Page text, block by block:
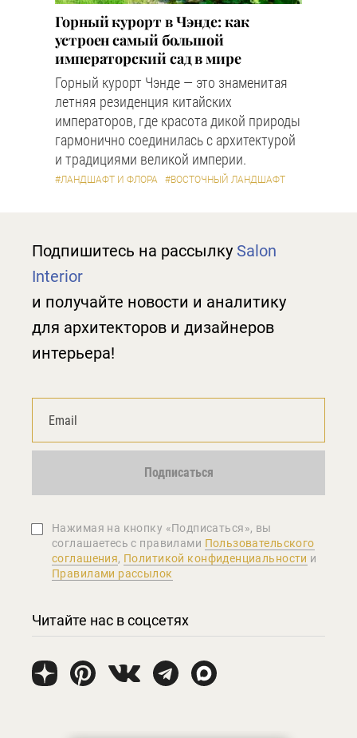
Горный курорт в Чэнде: как
устроен самый большой
императорский сад в мире
Горный курорт Чэнде — это знаменитая
летняя резиденция китайских
императоров, где красота дикой природы
гармонично соединилась с архитектурой
и традициями великой империи.
#ЛАНДШАФТ И ФЛОРА #ВОСТОЧНЫЙ ЛАНДШАФТ
Подпишитесь на рассылку Salon
Interior
и получайте новости и аналитику
для архитекторов и дизайнеров
интерьера!
Подписаться
Нажимая на кнопку «Подписаться», вы
соглашаетеcь с правилами Пользовательского
соглашения, Политикой конфиденциальности и
Правилами рассылок
Читайте нас в соцсетях